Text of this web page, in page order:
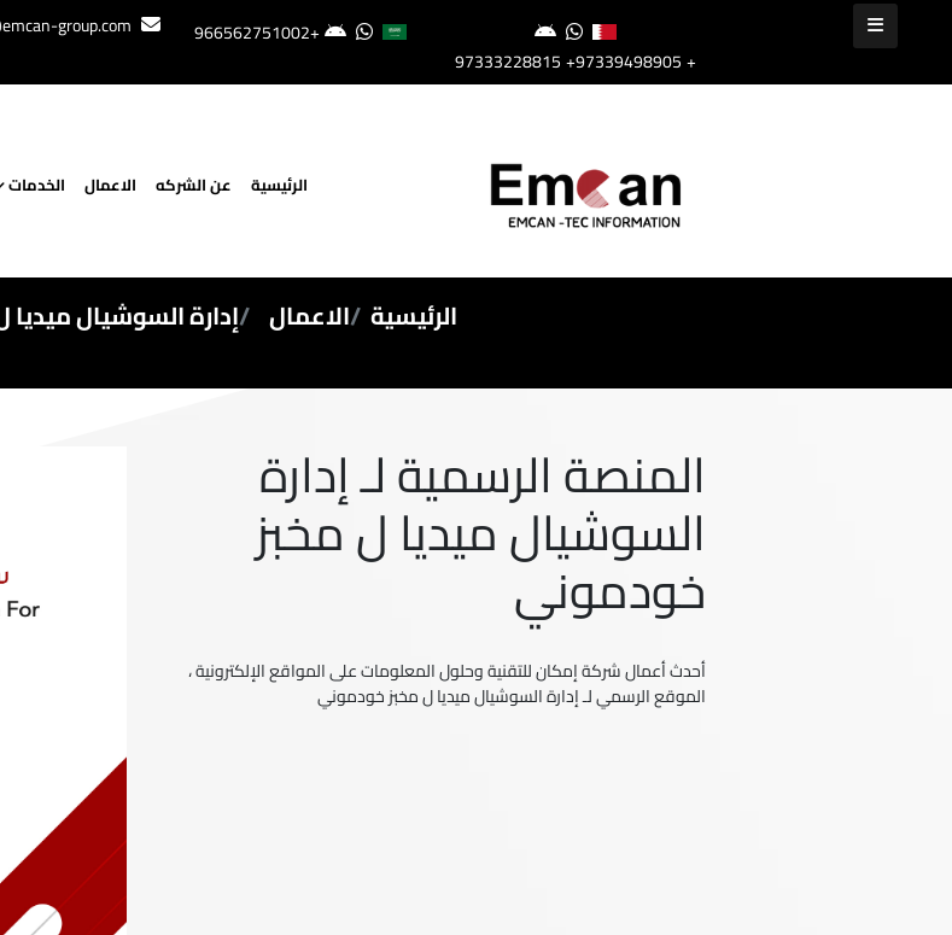
+97333228815
+97339498905
+966562751002
group.com
الرئيسية عن الشركه الاعمال الخدمات
الرئيسية الاعمال إدارة السوشيال
المنصة الرسمية لـ إدارة
السوشيال ميديا ل مخبز
خودموني
أحدث أعمال شركة إمكان للتقنية وحلول المعلومات على المواقع الإلكترونية ،
الموقع الرسمي لـ إدارة السوشيال ميديا ل مخبز خودموني